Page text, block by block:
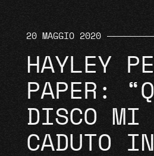
20 MAGGIO 2020
HAYLEY
PAPER:
DISCO MI
CADUTO